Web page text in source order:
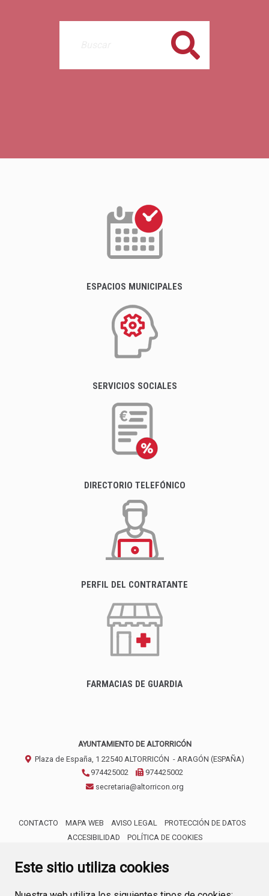
Este sitio utiliza cookies
Buscar
ESPACIOS MUNICIPALES
SERVICIOS SOCIALES
DIRECTORIO TELEFÓNICO
PERFIL DEL CONTRATANTE
FARMACIAS DE GUARDIA
AYUNTAMIENTO DE ALTORRICÓN
Plaza de España, 1 22540 ALTORRICÓN - ARAGÓN (ESPAÑA)
974425002
974425002
secretaria@altorricon.org
CONTACTO MAPA WEB AVISO LEGAL
PROTECCIÓN DE DATOS
ACCESIBILIDAD
POLÍTICA DE COOKIES